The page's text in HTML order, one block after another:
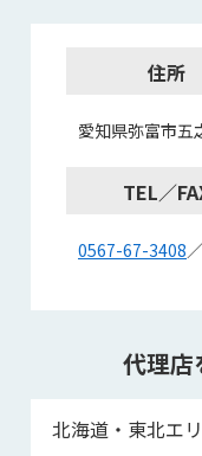
住所
愛知県弥富市五
TEL／
0567-67-3408
代理店
北海道・東北エ